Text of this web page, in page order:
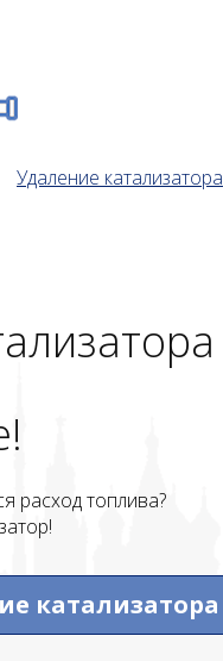
Удаление катализатора
расход топлива?
катализатора